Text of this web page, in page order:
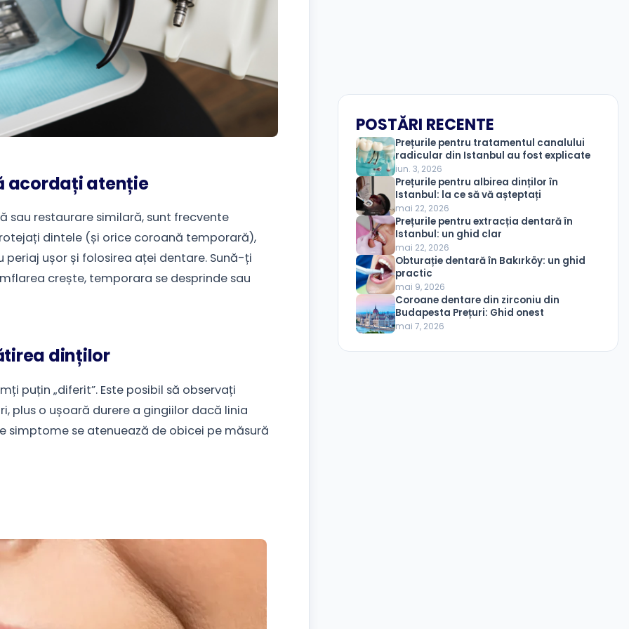
acordați atenție
restaurare similară, sunt frecvente
dintele (și orice coroană temporară),
ușor și folosirea aței dentare. Sună-ți
crește, temporara se desprinde sau
dinților
puțin „diferit”. Este posibil să observați
plus o ușoară durere a gingiilor dacă linia
simptome se atenuează de obicei pe măsură
POSTĂRI RECENTE
Prețurile pentru tratamentul canalului
radicular din Istanbul au fost explicate
iun. 3, 2026
Prețurile pentru albirea dinților în
Istanbul: la ce să vă așteptați
mai 22, 2026
Prețurile pentru extracția dentară în
Istanbul: un ghid clar
mai 22, 2026
Obturație dentară în Bakırköy: un ghid
practic
mai 9, 2026
Coroane dentare din zirconiu din
Budapesta Prețuri: Ghid onest
mai 7, 2026